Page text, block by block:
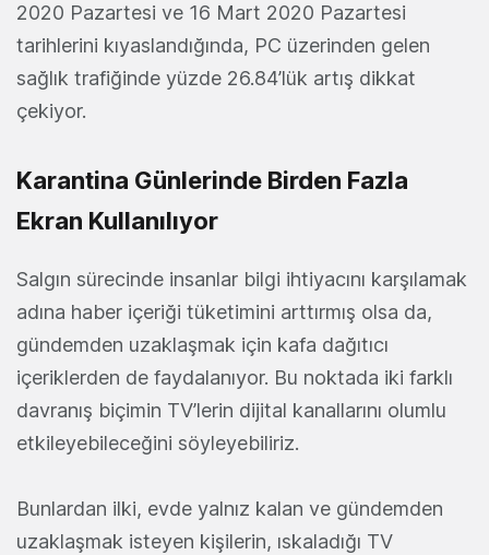
2020 Pazartesi ve 16 Mart 2020 Pazartesi
tarihlerini kıyaslandığında, PC üzerinden gelen
sağlık trafiğinde yüzde 26.84’lük artış dikkat
çekiyor.
Karantina Günlerinde Birden Fazla
Ekran Kullanılıyor
Salgın sürecinde insanlar bilgi ihtiyacını karşılamak
adına haber içeriği tüketimini arttırmış olsa da,
gündemden uzaklaşmak için kafa dağıtıcı
içeriklerden de faydalanıyor. Bu noktada iki farklı
davranış biçimin TV’lerin dijital kanallarını olumlu
etkileyebileceğini söyleyebiliriz.
Bunlardan ilki, evde yalnız kalan ve gündemden
uzaklaşmak isteyen kişilerin, ıskaladığı TV